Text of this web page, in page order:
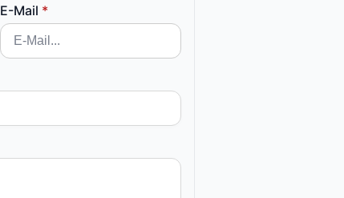
E-Mail *